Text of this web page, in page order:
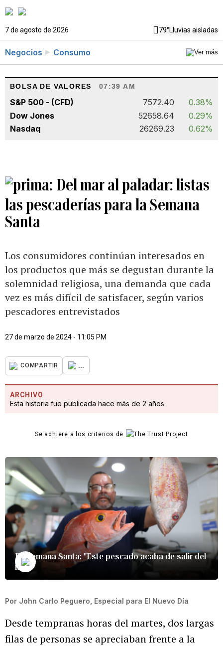
7 de agosto de 2026 79°Lluvias aisladas
Negocios Consumo
BOLSA DE VALORES 07:39 AM
S&P 500 - (CFD) 7572.40
0.38%
Dow Jones
52658.64
0.29%
Nasdaq
26269.23 0.62%
Del mar al paladar: listas
las pescaderías para la Semana
Santa
Los consumidores continúan interesados en
los productos que más se degustan durante la
solemnidad religiosa, una demanda que cada
vez es más difícil de satisfacer, según varios
pescadores entrevistados
27 de marzo de 2024 - 11:05 PM
COMPARTIR ...
ARCHIVO
Esta historia fue publicada hace más de 2 años.
Se adhiere a los criterios de
En Semana Santa: "Este pescado acaba de salir del
mar"
Por John Carlo Peguero, Especial para El Nuevo Día
Desde tempranas horas del martes, dos largas
filas de personas se apreciaban frente a la